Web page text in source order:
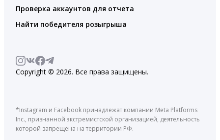
Проверка аккаунтов для отчета
Найти победителя розыгрыша
Copyright © 2026. Все права защищены.
*Instagram и Facebook принадлежат компании Meta Platforms
Inc., признанной экстремистской организацией, деятельность
которой запрещена на территории РФ.